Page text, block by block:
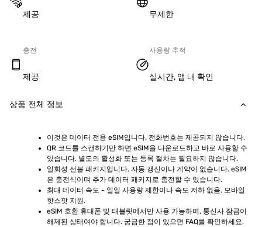
제공 무제한
충전
제공
사용량 추적
실시간, 앱 내 확인
상품 전체 정보
이것은 데이터 전용 eSIM입니다. 전화번호는 제공되지 않습니다.
QR 코드를 스캔하기만 하면 eSIM을 다운로드하고 바로 사용할 수
있습니다. 별도의 활성화 또는 등록 절차는 필요하지 않습니다.
일회성 선불 패키지입니다. 자동 갱신이나 계약이 없습니다. eSIM
은 충전식이며 추가 데이터 패키지로 충전할 수 있습니다.
최대 데이터 속도 - 일일 사용량 제한이나 속도 저하 없음. 모바일
핫스팟 지원.
eSIM 호환 휴대폰 및 태블릿에서만 사용 가능하며, 통신사 잠금이
해제된 상태여야 합니다. 궁금한 점이 있으면 FAQ를 확인하세요.